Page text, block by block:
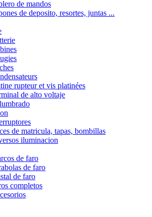
de mandos
de deposito, resortes, juntas ...
rupteur et vis platinées
de alto voltaje
de matricula, tapas, bombillas
iluminacion
de faro
de faro
de faro
completos